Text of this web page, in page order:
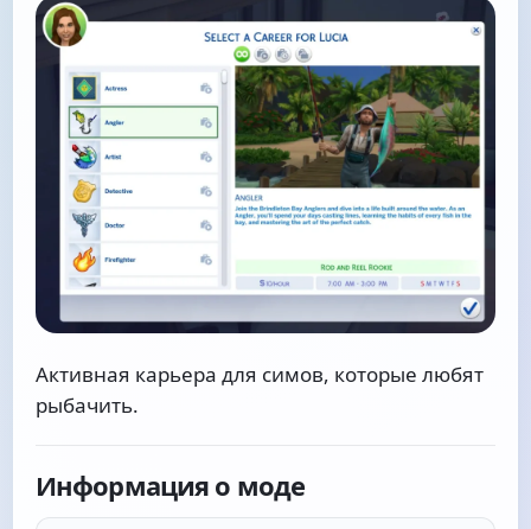
Активная карьера для симов, которые любят
рыбачить.
Информация о моде